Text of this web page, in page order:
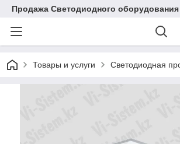
Продажа Светодиодного
Товары и услуги Светодиодная